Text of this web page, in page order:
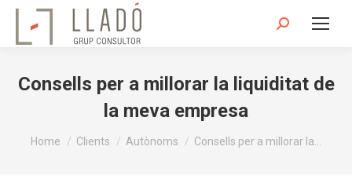
Search:
Consells per a millorar la liquiditat de
la meva empresa
You are here:
Home Clients Autònoms Consells per a millorar la…